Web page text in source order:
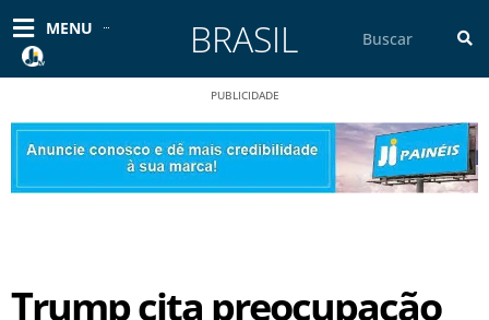
para
conteúdo
MENU BRASIL
PUBLICIDADE
Trump cita preocupação